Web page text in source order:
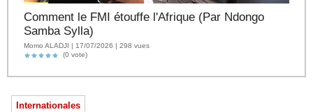
Comment le FMI étouffe l'Afrique (Par Ndongo
Samba Sylla)
Momo ALADJI | 17/07/2026 | 298 vues
(0 vote)
Internationales